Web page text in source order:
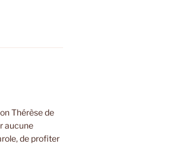
Thérèse de
aucune
de profiter